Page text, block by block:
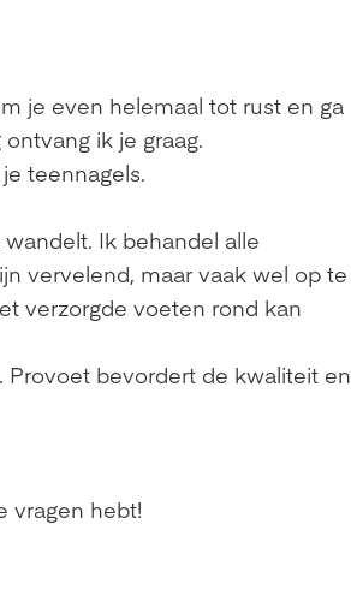
je even helemaal tot rust en ga
ik je graag.
teennagels.
Ik behandel alle
vervelend, maar vaak wel op te
verzorgde voeten rond kan
Provoet bevordert de kwaliteit en
vragen hebt!